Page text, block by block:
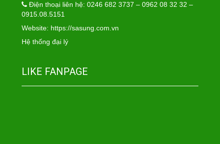
Điện thoại liên hệ: 0246 682 3737 – 0962 08 32 32 –
0915.08.5151
Website: https://sasung.com.vn
Hệ thống đại lý
LIKE FANPAGE